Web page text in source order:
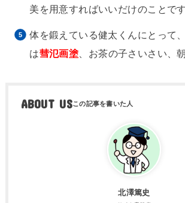
美を用意すればいいだけのことです
体を鍛えている健太くんにとって
は彗氾画塗 、お茶の子さいさい、
ABOUT US
北澤篤史